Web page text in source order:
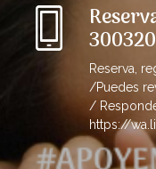
Reserva,
/Puedes
/
https://